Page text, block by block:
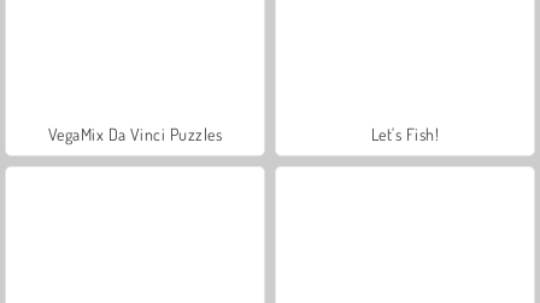
VegaMix Da Vinci Puzzles Let's Fish!